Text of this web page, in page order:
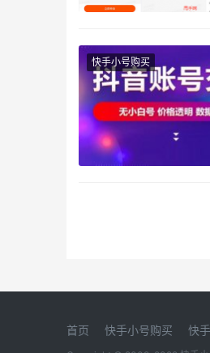
快手小号购买
首页 快手小号购买 快